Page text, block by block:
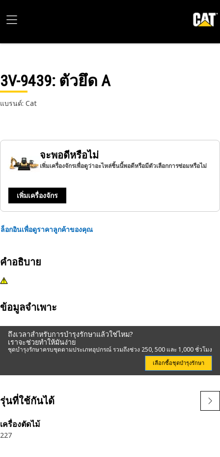
3V-9439: ตัวยึด A
แบรนด์: Cat
จะพอดีหรือไม่
เพิ่มเครื่องจักรเพื่อดูว่าอะไหล่ชิ้นนี้พอดีหรือมีตัวเลือกการซ่อมหรือไม่
เพิ่มเครื่องจักร
ล็อกอินเพื่อดูราคาลูกค้าของคุณ
คำอธิบาย
ข้อมูลจำเพาะ
ถึงเวลาสำหรับการบำรุงรักษาแล้วใช่ไหม?
เราจะช่วยทำให้มันง่าย
ชุดบำรุงรักษาครบชุดตามประเภทอุปกรณ์ รวมถึงช่วง 250, 500 และ 1,000 ชั่วโมง
เลือกซื้อชุดบำรุงรักษา
รุ่นที่ใช้กันได้
เครื่องตัดไม้
227